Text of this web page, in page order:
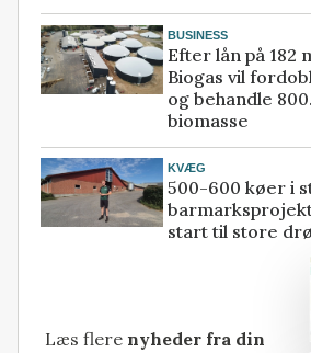
BUSINESS
Efter lån på 182
Biogas vil
og behandle
biomasse
KVÆG
500-600 køer i
start til store
Læs flere nyheder fra din